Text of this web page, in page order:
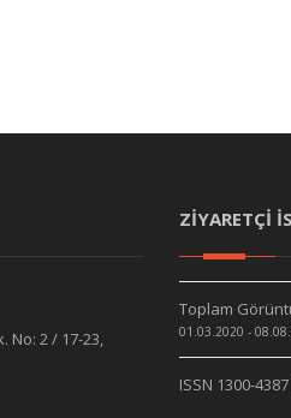
No: 2 / 17-23,
ZİYARETÇİ
Toplam
01.03.2020 -
ISSN 1300-